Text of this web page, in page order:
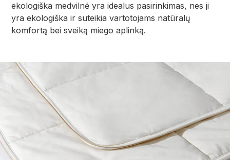
ekologiška medvilnė yra idealus pasirinkimas, nes ji
yra ekologiška ir suteikia vartotojams natūralų
komfortą bei sveiką miego aplinką.